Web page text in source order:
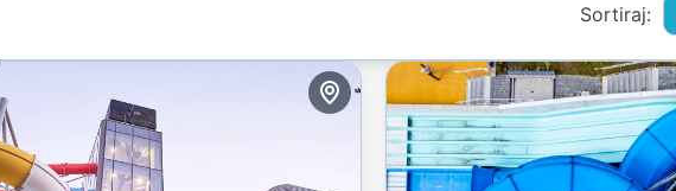
Sortiraj: